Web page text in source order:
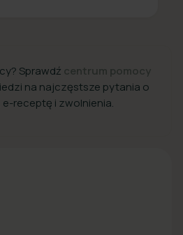
Sprawdź centrum pomocy
na najczęstsze pytania o
receptę i zwolnienia.